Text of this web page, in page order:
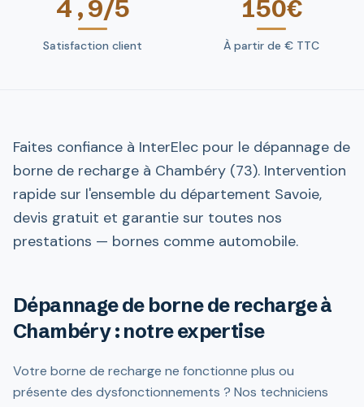
4,9/5
Satisfaction client
150€
À partir de € TTC
Faites confiance à InterElec pour le dépannage de
borne de recharge à Chambéry (73). Intervention
rapide sur l'ensemble du département Savoie,
devis gratuit et garantie sur toutes nos
prestations — bornes comme automobile.
Dépannage de borne de recharge à
Chambéry : notre expertise
Votre borne de recharge ne fonctionne plus ou
présente des dysfonctionnements ? Nos techniciens